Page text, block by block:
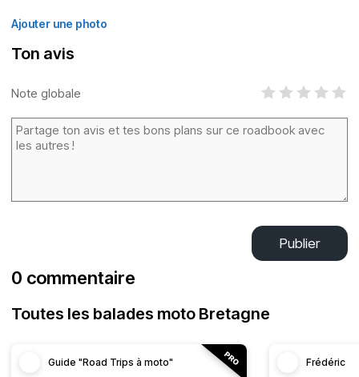
Ajouter une photo
Ton avis
Note globale
Publier
0 commentaire
Toutes les balades moto Bretagne
Guide "Road Trips à moto" Frédéric